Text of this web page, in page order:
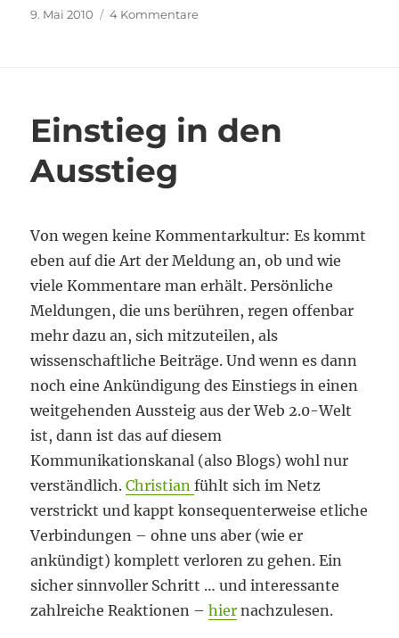
Veröffentlicht
9. Mai 2010 4 Kommentarezu
Einstieg in den
Ausstieg
Von wegen keine Kommentarkultur: Es kommt
eben auf die Art der Meldung an, ob und wie
viele Kommentare man erhält. Persönliche
Meldungen, die uns berühren, regen offenbar
mehr dazu an, sich mitzuteilen, als
wissenschaftliche Beiträge. Und wenn es dann
noch eine Ankündigung des Einstiegs in einen
weitgehenden Aussteig aus der Web 2.0-Welt
ist, dann ist das auf diesem
Kommunikationskanal (also Blogs) wohl nur
verständlich.Christianfühlt sich im Netz
verstrickt und kappt konsequenterweise etliche
Verbindungen – ohne uns aber (wie er
ankündigt) komplett verloren zu gehen. Ein
sicher sinnvoller Schritt … und interessante
zahlreiche Reaktionen –hier nachzulesen.